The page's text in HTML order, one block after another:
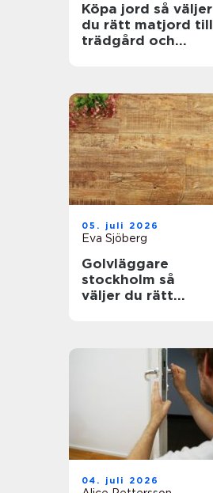
Köpa jord så väljer
du rätt matjord till
trädgård och
05. juli 2026
Eva Sjöberg
Golvläggare
stockholm så
väljer du rätt
04. juli 2026